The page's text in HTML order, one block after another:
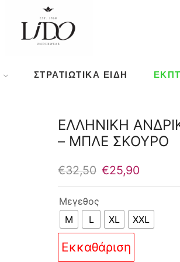
ΣΤΡΑΤΙΩΤΙΚΑ ΕΙΔΗ
ΕΛΛΗΝΙΚΗ
– ΜΠΛΕ ΣΚΟΥΡΟ
€32,50 Original
price
€32,50.
€25,90
είναι:
€25,90.
Μεγεθος
M L XL XXL
Εκκαθάριση